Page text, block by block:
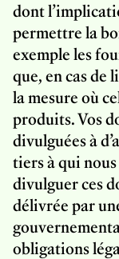
dont
permettre la
exemple les
que, en cas de
la mesure où
produits. Vos
divulguées à
tiers à qui nous
divulguer ces
délivrée par
obligations